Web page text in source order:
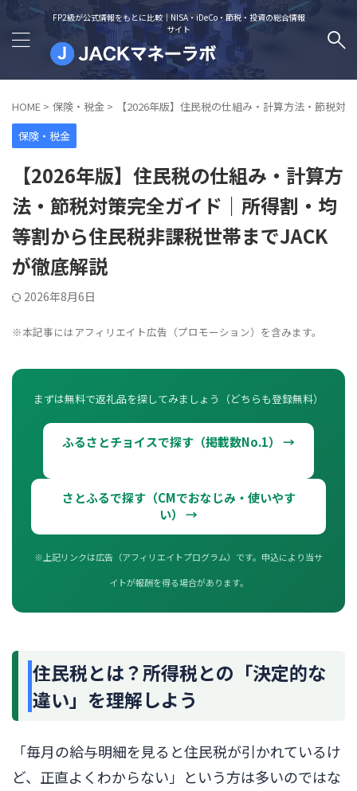
FP2級が公式情報をもとに比較｜NISA・iDeCo・節税・投資の総合情報
サイト
HOME > 保険・税金 >
【2026年版】住民税の仕組み・計算方法・節税
保険・税金
【2026年版】住民税の仕組み・計算方
法・節税対策完全ガイド｜所得割・均
等割から住民税非課税世帯までJACK
が徹底解説
2026年8月6日
※本記事にはアフィリエイト広告（プロモーション）を含みます。
まずは無料で返礼品を探してみましょう（どちらも登録無料）
ふるさとチョイスで探す（掲載数No.1） →
さとふるで探す（CMでおなじみ・使いやす
い） →
※上記リンクは広告（アフィリエイトプログラム）です。申込により当サ
イトが報酬を得る場合があります。
住民税とは？所得税との「決定的な
違い」を理解しよう
「毎月の給与明細を見ると住民税が引かれているけ
ど、正直よくわからない」という方は多いのではな